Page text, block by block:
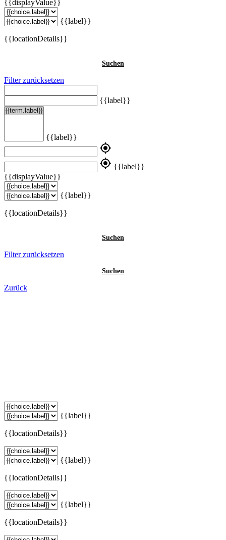
{{displayValue}}
{{label}}
{{locationDetails}}
Suchen
Filter zurücksetzen
{{label}}
{{label}}
my_location
my_location {{label}}
{{displayValue}}
{{label}}
{{locationDetails}}
Suchen
Filter zurücksetzen
Suchen
Zurück
{{label}}
{{locationDetails}}
{{label}}
{{locationDetails}}
{{label}}
{{locationDetails}}